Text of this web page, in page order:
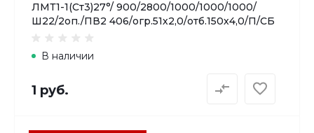
ЛМТ1-1(Ст3)27°/ 900/2800/1000/1000/1000/
Ш22/2оп./ПВ2 406/огр.51х2,0/отб.150х4,0/П/СБ
В наличии
1 руб.